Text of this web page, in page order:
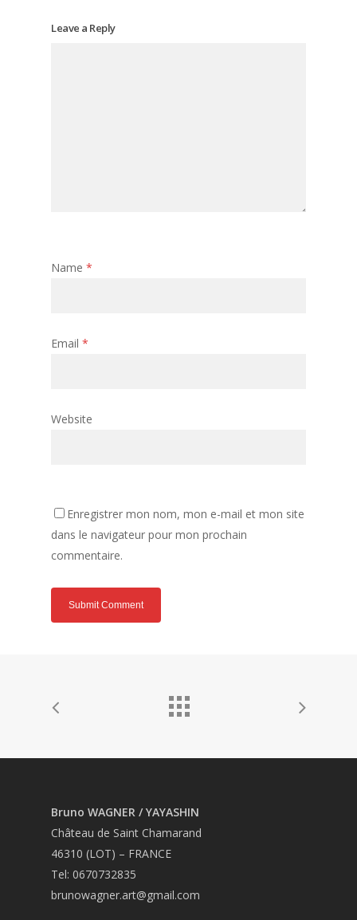
Leave a Reply
Name *
Email *
Website
Enregistrer mon nom, mon e-mail et mon site
dans le navigateur pour mon prochain
commentaire.
Bruno WAGNER / YAYASHIN
Château de Saint Chamarand
46310 (LOT) – FRANCE
Tel: 0670732835
brunowagner.art@gmail.com